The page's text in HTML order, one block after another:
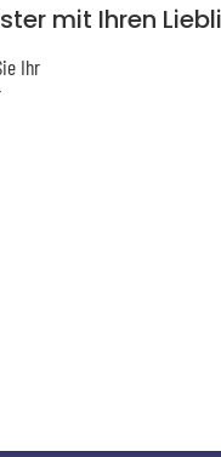
mit Ihren
Ihr